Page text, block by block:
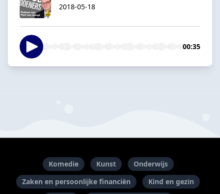
2018-05-18
00:35
Komedie Kunst
Onderwijs
Zaken en persoonlijke financiën
Kind en gezin